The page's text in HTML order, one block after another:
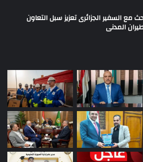
مع السفير الجزائرى تعزيز سبل التعاون
المدنى